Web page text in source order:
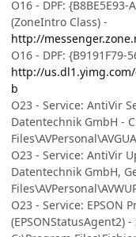
O16 - DPF:
(ZoneIntro Class) -
http://
O16 - DPF: {B9191F79-
http://
b
O23 - Service: AntiVir
Datentechnik GmbH -
O23 - Service: AntiVir
Datentechnik GmbH,
O23 - Service: EPSON
(EPSONStatusAgent2) -